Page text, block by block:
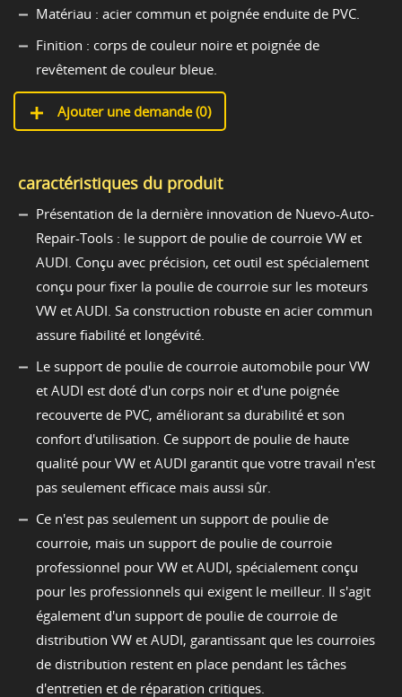
Matériau : acier commun et poignée enduite de PVC.
Finition : corps de couleur noire et poignée de
revêtement de couleur bleue.
Ajouter une demande (0)
caractéristiques du produit
Présentation de la dernière innovation de Nuevo-Auto-
Repair-Tools : le support de poulie de courroie VW et
AUDI. Conçu avec précision, cet outil est spécialement
conçu pour fixer la poulie de courroie sur les moteurs
VW et AUDI. Sa construction robuste en acier commun
assure fiabilité et longévité.
Le support de poulie de courroie automobile pour VW
et AUDI est doté d'un corps noir et d'une poignée
recouverte de PVC, améliorant sa durabilité et son
confort d'utilisation. Ce support de poulie de haute
qualité pour VW et AUDI garantit que votre travail n'est
pas seulement efficace mais aussi sûr.
Ce n'est pas seulement un support de poulie de
courroie, mais un support de poulie de courroie
professionnel pour VW et AUDI, spécialement conçu
pour les professionnels qui exigent le meilleur. Il s'agit
également d'un support de poulie de courroie de
distribution VW et AUDI, garantissant que les courroies
de distribution restent en place pendant les tâches
d'entretien et de réparation critiques.